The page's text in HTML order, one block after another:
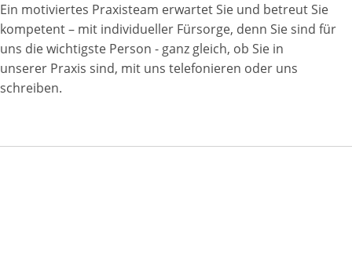
Ein motiviertes Praxisteam erwartet Sie und betreut Sie
kompetent – mit individueller Fürsorge, denn Siesind für
uns die wichtigste Person - ganz gleich, ob Sie in
unserer Praxis sind, mit uns telefonieren oder uns
schreiben.